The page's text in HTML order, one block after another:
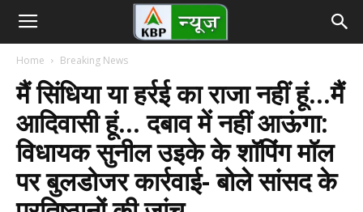
Home Breaking News
मैं सिंधिया या हर्रई का राजा नहीं हूं…मैं
आदिवासी हूं… दबाव में नहीं आऊंगा:
विधायक सुनील उइके के शॉपिंग मॉल
पर बुलडोजर कार्रवाई- बोले सांसद के